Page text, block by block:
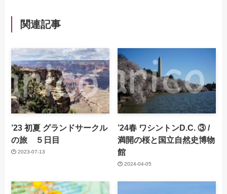
関連記事
’23 初夏 グランドサークル
の旅 ５日目
2023-07-13
’24春 ワシントンD.C. ③ /
満開の桜と国立自然史博物
館
2024-04-05